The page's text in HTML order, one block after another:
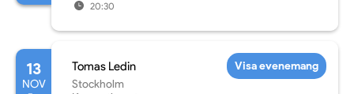
20:30
13
NOV
Tomas Ledin
Stockholm
Visa evenemang